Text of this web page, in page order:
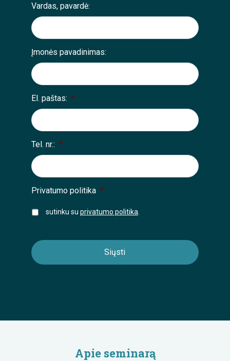
Vardas, pavardė:
Įmonės pavadinimas:
El. paštas: *
Tel. nr.: *
Privatumo politika *
sutinku su privatumo politika
Apie seminarą